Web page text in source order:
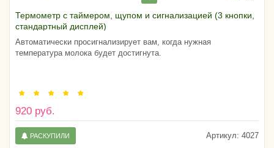
Термометр с таймером, щупом и сигнализацией (3 кнопки,
стандартный дисплей)
Автоматически просигнализирует вам, когда нужная
температура молока будет достигнута.
920 руб.
Артикул: 4027
РАСКУПИЛИ